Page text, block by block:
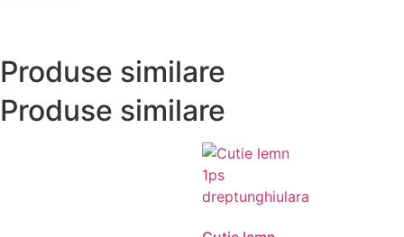
Produse similare
Produse similare